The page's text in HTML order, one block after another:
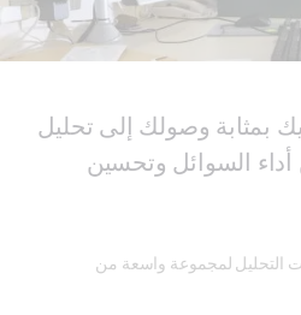
بمثابة وصولك إلى تحليل
السوائل وتحسين
التحليل لمجموعة واسعة من